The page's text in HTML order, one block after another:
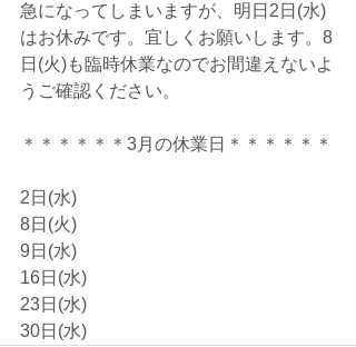
急になってしまいますが、明日2日(水)
はお休みです。宜しくお願いします。8
日(火)も臨時休業なのでお間違えないよ
うご確認ください。
＊＊＊＊＊＊3月の休業日＊＊＊＊＊＊
2日(水)
8日(火)
9日(水)
16日(水)
23日(水)
30日(水)